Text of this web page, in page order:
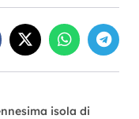
isola di